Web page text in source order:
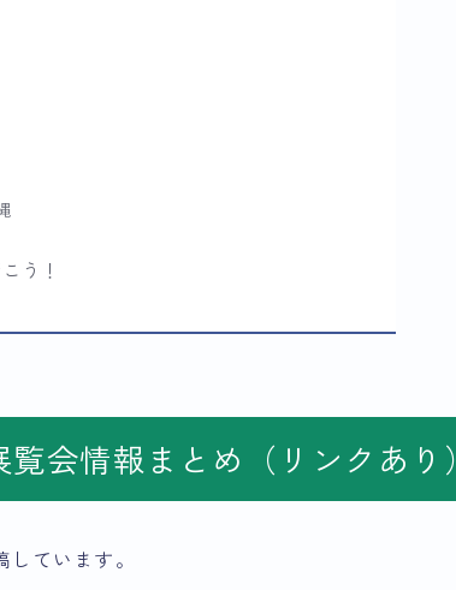
う！
覧会情報まとめ（リンクあり）
ています。